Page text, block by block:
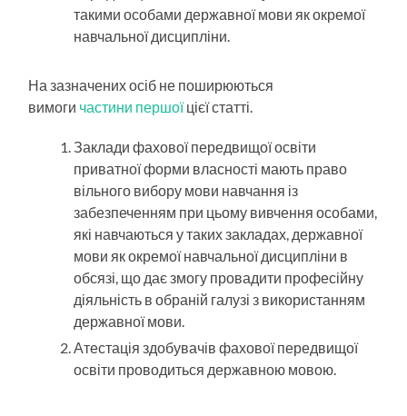
такими особами державної мови як окремої
навчальної дисципліни.
На зазначених осіб не поширюються
вимоги частини першоїцієї статті.
Заклади фахової передвищої освіти
приватної форми власності мають право
вільного вибору мови навчання із
забезпеченням при цьому вивчення особами,
які навчаються у таких закладах, державної
мови як окремої навчальної дисципліни в
обсязі, що дає змогу провадити професійну
діяльність в обраній галузі з використанням
державної мови.
Атестація здобувачів фахової передвищої
освіти проводиться державною мовою.